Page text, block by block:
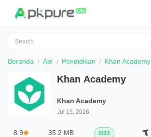
Beranda Apl Pendidikan Khan Academy
Khan Academy
Khan Academy
Jul 15, 2026
8.9 35.2 MB 0/33